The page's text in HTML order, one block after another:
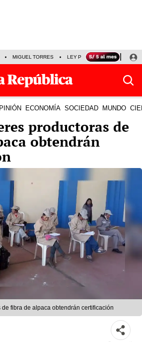
MIGUEL TORRES LEY PULPÍN PRECIO DEL
ECONOMÍA SOCIEDAD MUNDO
productoras de
obtendrán
fibra de alpaca obtendrán certificación